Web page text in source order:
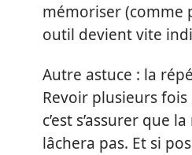
mémoriser (comme
outil devient vite
Autre astuce : la
Revoir plusieurs
c’est s’assurer que
lâchera pas. Et si